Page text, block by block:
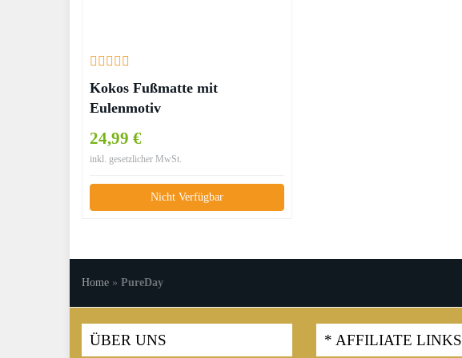
Kokos Fußmatte mit
Eulenmotiv
24,99 €
inkl. gesetzlicher MwSt.
Nicht Verfügbar
Home » PureDay
ÜBER UNS * AFFILIATE LINKS